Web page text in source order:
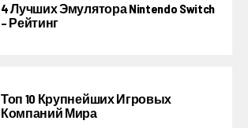
4 Лучших Эмулятора Nintendo Switch
– Рейтинг
Топ 10 Крупнейших Игровых
Компаний Мира